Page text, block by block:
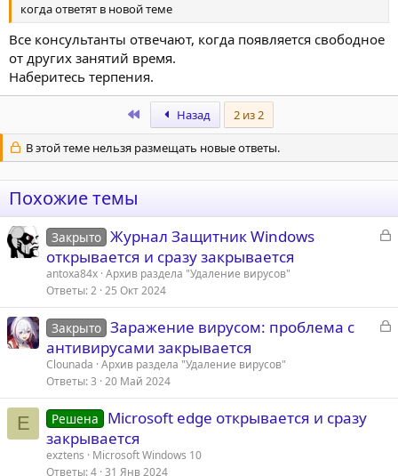
когда ответят в новой теме
Все консультанты отвечают, когда появляется свободное
от других занятий время.
Наберитесь терпения.
Назад 2 из 2
В этой теме нельзя размещать новые ответы.
Похожие темы
З
т
Закрыто Журнал Защитник Windows
открывается и сразу закрывается
antoxa84x Архив раздела "Удаление вирусов"
Ответы 2 25 Окт 2024
З
Закрыто Заражение вирусом: проблема с
антивирусами закрывается
Clounada Архив раздела "Удаление вирусов"
Ответы 3 20 Май 2024
E Решена
Microsoft edge открывается и сразу
закрывается
exztens
Microsoft Windows 10
Ответы 4 31 Янв 2024